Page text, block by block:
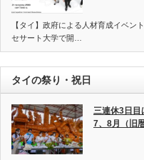
【タイ】政府による人材育成イベン
セサート大学で開…
タイの祭り・祝日
三連休3日目
7、8月（旧